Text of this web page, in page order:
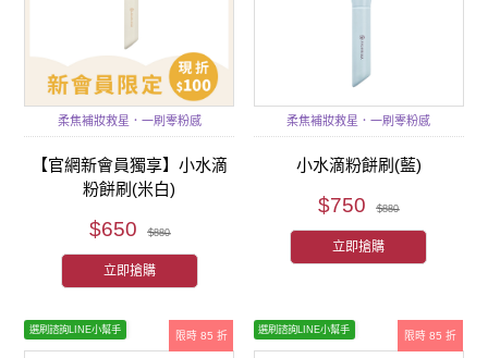
柔焦補妝救星．一刷零粉感
【官網新會員獨享】小水滴
粉餅刷(米白)
$650 $880
立即搶購
柔焦補妝救星．一刷零粉感
小水滴粉餅刷(藍)
$750 $880
立即搶購
限時 85 折
選刷諮詢LINE小幫手
限時 85 折
選刷諮詢LINE小幫手